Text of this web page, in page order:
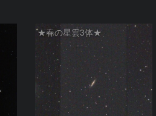
★春の星雲3体★